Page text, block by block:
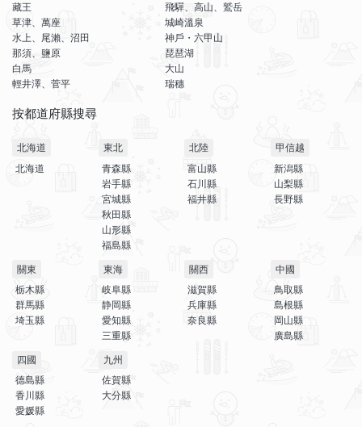
藏王
草津、萬座
水上、尾瀨、沼田
那須、鹽原
白馬
輕井澤、菅平
飛驒、高山、鷲岳
城崎溫泉
神戶・六甲山
琵琶湖
大山
瑞穗
按都道府縣搜尋
北海道
北海道
東北
青森縣
岩手縣
宮城縣
秋田縣
山形縣
福島縣
北陸
富山縣
石川縣
福井縣
甲信越
新潟縣
山梨縣
長野縣
關東
栃木縣
群馬縣
埼玉縣
東海
岐阜縣
静岡縣
愛知縣
三重縣
關西
滋賀縣
兵庫縣
奈良縣
中國
鳥取縣
島根縣
岡山縣
廣島縣
四國
德島縣
香川縣
愛媛縣
九州
佐賀縣
大分縣